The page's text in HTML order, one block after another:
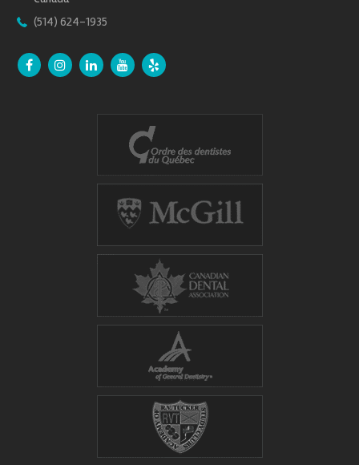
(514) 624-1935